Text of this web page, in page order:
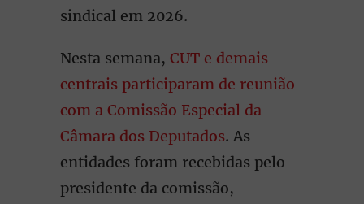
sindical em 2026.
Nesta semana, CUT e demais
centrais participaram de reunião
com a Comissão Especial da
Câmara dos Deputados. As
entidades foram recebidas pelo
presidente da comissão,